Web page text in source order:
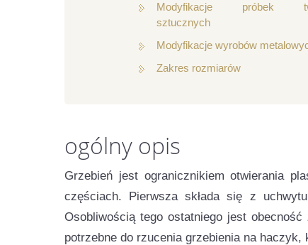
Modyfikacje próbek
sztucznych
Modyfikacje wyrobów
Zakres rozmiarów
ogólny opis
Grzebień jest ogranicznikiem otwierania
częściach. Pierwsza składa się z
Osobliwością tego ostatniego jest
potrzebne do rzucenia grzebienia na